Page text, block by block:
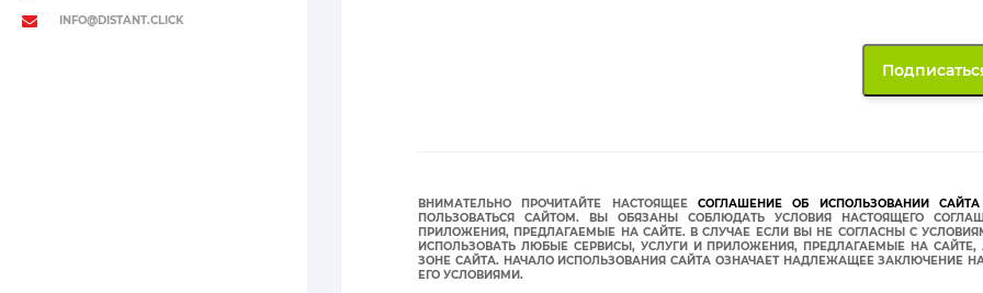
INFO@DISTANT.CLICK
ВНИМАТЕЛЬНО ПРОЧИТАЙТЕ НАСТОЯЩЕЕ СОГЛАШЕНИЕ ОБ ИСПОЛЬЗОВАНИИ САЙТА
ПОЛЬЗОВАТЬСЯ САЙТОМ. ВЫ ОБЯЗАНЫ СОБЛЮДАТЬ УСЛОВИЯ НАСТОЯЩЕГО
ПРИЛОЖЕНИЯ, ПРЕДЛАГАЕМЫЕ НА САЙТЕ. В СЛУЧАЕ ЕСЛИ ВЫ НЕ СОГЛАСНЫ С
ИСПОЛЬЗОВАТЬ ЛЮБЫЕ СЕРВИСЫ, УСЛУГИ И ПРИЛОЖЕНИЯ, ПРЕДЛАГАЕМЫЕ НА
ЗОНЕ САЙТА. НАЧАЛО ИСПОЛЬЗОВАНИЯ САЙТА ОЗНАЧАЕТ НАДЛЕЖАЩЕЕ ЗАКЛЮЧЕНИЕ
ЕГО УСЛОВИЯМИ.